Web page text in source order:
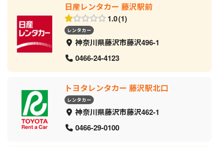
日産レンタカー 藤沢駅前
1.0 1
レンタカー
神奈川県藤沢市藤沢496-1
0466-24-4123
トヨタレンタカー 藤沢駅北口
レンタカー
神奈川県藤沢市藤沢462-1
0466-29-0100